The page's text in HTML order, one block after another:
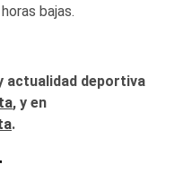
bajas.
actualidad deportiva
, y en
.